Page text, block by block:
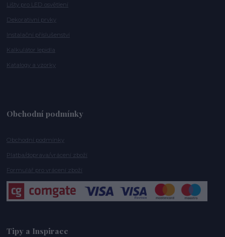
Lišty pro LED osvětlení
Dekorativní prvky
Instalační příslušenství
Kalkulátor lepidla
Katalogy a vzorky
Obchodní podmínky
Obchodní podmínky
Platba/doprava/vrácení zboží
Formulář pro vrácení zboží
Tipy a Inspirace